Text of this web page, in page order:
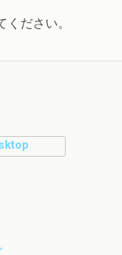
ください。